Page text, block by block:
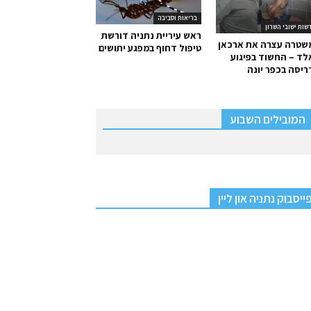
בריאות וסביבה
ראש עיריית נתניה דורשת
טיפול דחוף במפגע יתושים
ישובי השרון
עצרה את ארכאן
– החשוד בפיגוע
בכפר יונה
המובילים השבוע
פייסבוק נתניה און ליין